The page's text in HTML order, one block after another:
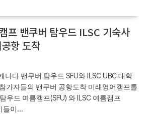
프 밴쿠버 탐우드 ILSC 기숙사
항 도착
나다 밴쿠버 탐우드 SFU와 ILSC UBC 대학
가자들의 밴쿠버 공항도착 미래영어캠프를
우드 여름캠프(SFU) 와 ILSC 여름캠프
들이…